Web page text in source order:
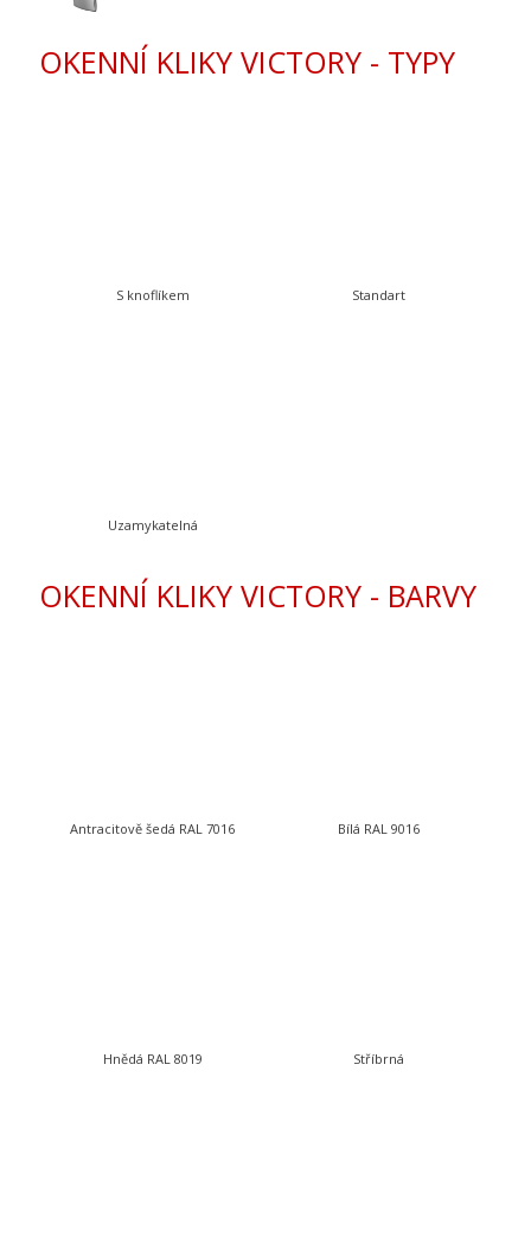
OKENNÍ KLIKY VICTORY - TYPY
S knoflíkem Standart
Uzamykatelná
OKENNÍ KLIKY VICTORY - BARVY
Antracitově šedá RAL 7016 Bílá RAL 9016
Hnědá RAL 8019 Stříbrná